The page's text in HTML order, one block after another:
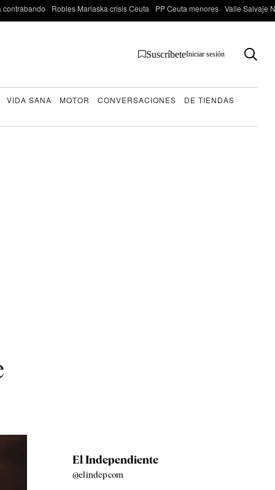
contrabando Robles Marlaska crisis Ceuta PP Ceuta menores Valle Salvaje
SuscríbeteIniciar sesión
VIDA SANA MOTOR CONVERSACIONES
DE TIENDAS
El Independiente
@elindepcom